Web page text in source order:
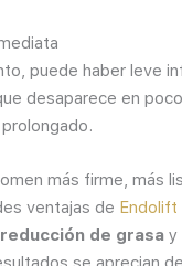
puede haber leve
desaparece en
más firme, más
ventajas de Endolift
reducción de grasa y